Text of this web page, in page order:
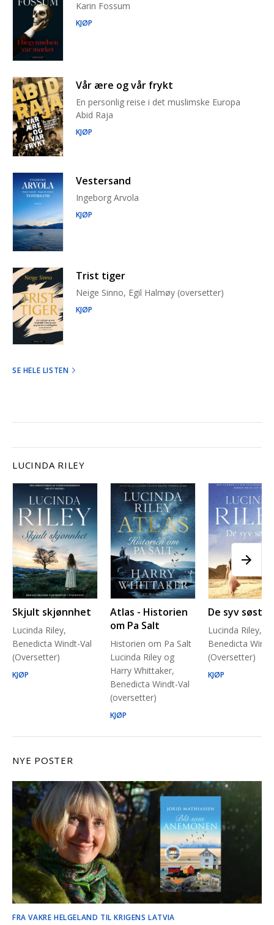
Karin Fossum
KJØP
Vår ære og vår frykt
En personlig reise i det muslimske Europa
Abid Raja
KJØP
Vestersand
Ingeborg Arvola
KJØP
Trist tiger
Neige Sinno, Egil Halmøy (oversetter)
KJØP
SE HELE LISTEN
LUCINDA RILEY
Skjult skjønnhet
Lucinda Riley,
Benedicta Windt-Val
(Oversetter)
KJØP
Atlas - Historien
om Pa Salt
Historien om Pa Salt
Lucinda Riley og
Harry Whittaker,
Benedicta Windt-Val
(oversetter)
KJØP
De syv søstre
Lucinda Riley,
Benedicta
(Oversetter)
KJØP
NYE POSTER
FRA VAKRE HELGELAND TIL KRIGENS LATVIA